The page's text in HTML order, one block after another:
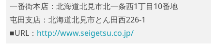
一番街本店：北海道北見市北一条西1丁目10番地
屯田支店：北海道北見市とん田西226-1
■URL： http://www.seigetsu.co.jp/